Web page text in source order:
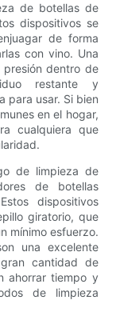
de botellas de
dispositivos se
de forma
con vino. Una
dentro de
restante y
para usar. Si bien
en el hogar,
cualquiera que
de limpieza de
de botellas
dispositivos
giratorio, que
mínimo esfuerzo.
una excelente
cantidad de
ahorrar tiempo y
de limpieza